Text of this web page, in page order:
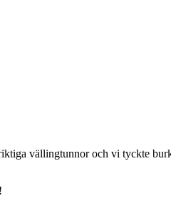
vällingtunnor och vi tyckte